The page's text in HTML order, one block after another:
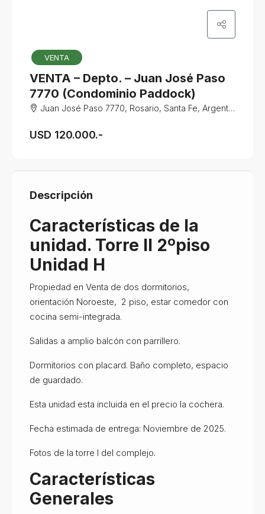
VENTA
VENTA – Depto. – Juan José Paso
7770 (Condominio Paddock)
Juan José Paso 7770, Rosario, Santa Fe, Argentina
USD 120.000.-
Descripción
Características de la
unidad. Torre II 2ºpiso
Unidad H
Propiedad en Venta de dos dormitorios,
orientación Noroeste, 2 piso, estar comedor con
cocina semi-integrada.
Salidas a amplio balcón con parrillero.
Dormitorios con placard. Baño completo, espacio
de guardado.
Esta unidad esta incluida en el precio la cochera.
Fecha estimada de entrega: Noviembre de 2025.
Fotos de la torre I del complejo.
Características
Generales